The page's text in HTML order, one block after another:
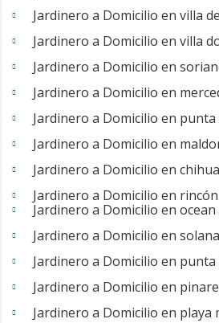
Jardinero a Domicilio en villa
Jardinero a Domicilio en villa
Jardinero a Domicilio en
Jardinero a Domicilio en
Jardinero a Domicilio en punta
Jardinero a Domicilio en
Jardinero a Domicilio en
Jardinero a Domicilio en
Jardinero a Domicilio en
Jardinero a Domicilio en
Jardinero a Domicilio en
Jardinero a Domicilio en
Jardinero a Domicilio en playa